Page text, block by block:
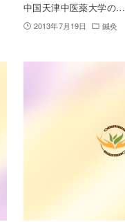
中国天津中医薬大学の…
2013年7月19日 鍼灸